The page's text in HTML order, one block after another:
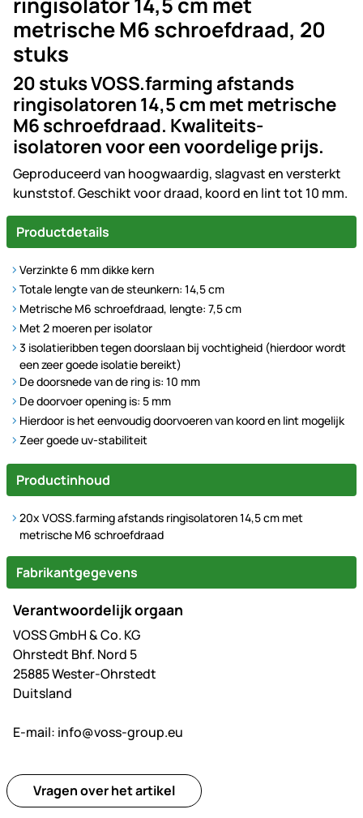
metrische M6 schroefdraad, 20
stuks
20 stuks VOSS.farming afstands
ringisolatoren 14,5 cm met metrische
M6 schroefdraad. Kwaliteits-
isolatoren voor een voordelige prijs.
Geproduceerd van hoogwaardig, slagvast en versterkt
kunststof. Geschikt voor draad, koord en lint tot 10 mm.
Productdetails
Verzinkte 6 mm dikke kern
Totale lengte van de steunkern: 14,5 cm
Metrische M6 schroefdraad, lengte: 7,5 cm
Met 2 moeren per isolator
3 isolatieribben tegen doorslaan bij vochtigheid (hierdoor wordt
een zeer goede isolatie bereikt)
De doorsnede van de ring is: 10 mm
De doorvoer opening is: 5 mm
Hierdoor is het eenvoudig doorvoeren van koord en lint mogelijk
Zeer goede uv-stabiliteit
Productinhoud
20x VOSS.farming afstands ringisolatoren 14,5 cm met
metrische M6 schroefdraad
Fabrikantgegevens
Verantwoordelijk orgaan
VOSS GmbH & Co. KG
Ohrstedt Bhf. Nord 5
25885 Wester-Ohrstedt
Duitsland
E-mail: info@voss-group.eu
Vragen over het artikel